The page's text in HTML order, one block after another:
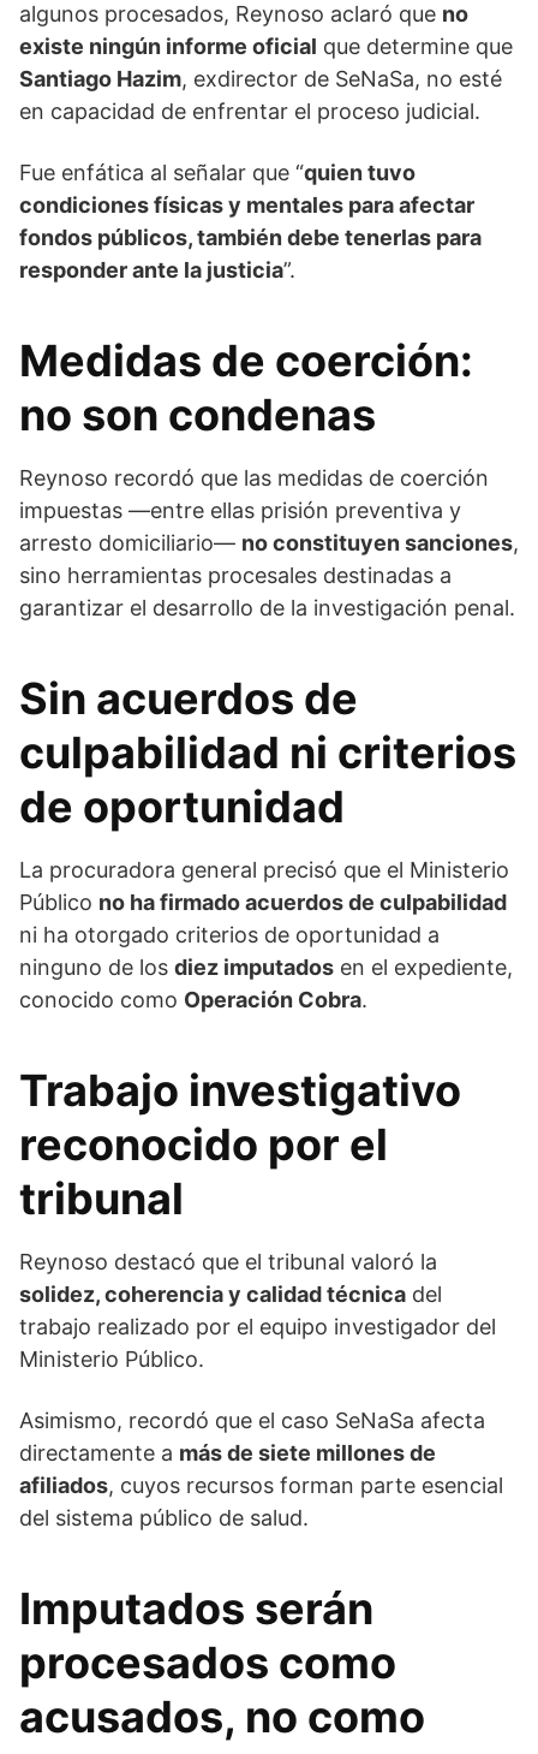
algunos procesados, Reynoso aclaró que no
existe ningún informe oficial que determine que
Santiago Hazim, exdirector de SeNaSa, no esté
en capacidad de enfrentar el proceso judicial.
Fue enfática al señalar que “quien tuvo
condiciones físicas y mentales para afectar
fondos públicos, también debe tenerlas para
responder ante la justicia”.
Medidas de coerción:
no son condenas
Reynoso recordó que las medidas de coerción
impuestas —entre ellas prisión preventiva y
arresto domiciliario— no constituyen sanciones,
sino herramientas procesales destinadas a
garantizar el desarrollo de la investigación penal.
Sin acuerdos de
culpabilidad ni criterios
de oportunidad
La procuradora general precisó que el Ministerio
Público no ha firmado acuerdos de culpabilidad
ni ha otorgado criterios de oportunidad a
ninguno de los diez imputados en el expediente,
conocido como Operación Cobra.
Trabajo investigativo
reconocido por el
tribunal
Reynoso destacó que el tribunal valoró la
solidez, coherencia y calidad técnica del
trabajo realizado por el equipo investigador del
Ministerio Público.
Asimismo, recordó que el caso SeNaSa afecta
directamente a más de siete millones de
afiliados, cuyos recursos forman parte esencial
del sistema público de salud.
Imputados serán
procesados como
acusados, no como